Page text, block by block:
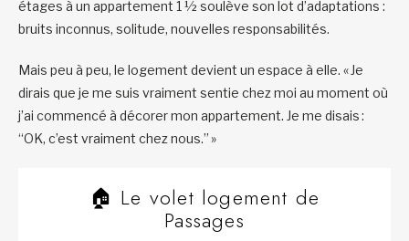
étages à un appartement 1 ½ soulève son lot d’adaptations :
bruits inconnus, solitude, nouvelles responsabilités.
Mais peu à peu, le logement devient un espace à elle. « Je
dirais que je me suis vraiment sentie chez moi au moment où
j’ai commencé à décorer mon appartement. Je me disais :
“OK, c’est vraiment chez nous.” »
🏠 Le volet logement de
Passages